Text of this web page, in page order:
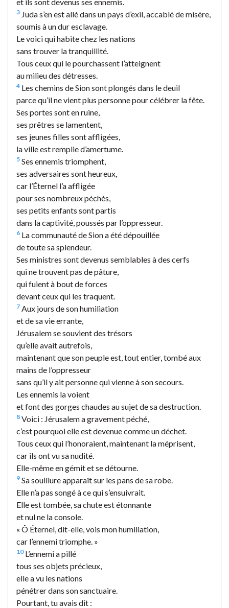
3 Juda s’en est allé dans un pays d’exil, accablé de misère,
soumis à un dur esclavage.
Le voici qui habite chez les nations
sans trouver la tranquillité.
Tous ceux qui le pourchassent l’atteignent
au milieu des détresses.
4 Les chemins de Sion sont plongés dans le deuil
parce qu’il ne vient plus personne pour célébrer la fête.
Ses portes sont en ruine,
ses prêtres se lamentent,
ses jeunes filles sont affligées,
la ville est remplie d’amertume.
5 Ses ennemis triomphent,
ses adversaires sont heureux,
car l’Éternel l’a affligée
pour ses nombreux péchés,
ses petits enfants sont partis
dans la captivité, poussés par l’oppresseur.
6 La communauté de Sion a été dépouillée
de toute sa splendeur.
Ses ministres sont devenus semblables à des cerfs
qui ne trouvent pas de pâture,
qui fuient à bout de forces
devant ceux qui les traquent.
7 Aux jours de son humiliation
et de sa vie errante,
Jérusalem se souvient des trésors
qu’elle avait autrefois,
maintenant que son peuple est, tout entier, tombé aux
mains de l’oppresseur
sans qu’il y ait personne qui vienne à son secours.
Les ennemis la voient
et font des gorges chaudes au sujet de sa destruction.
8 Voici : Jérusalem a gravement péché,
c’est pourquoi elle est devenue comme un déchet.
Tous ceux qui l’honoraient, maintenant la méprisent,
car ils ont vu sa nudité.
Elle-même en gémit et se détourne.
9 Sa souillure apparaît sur les pans de sa robe.
Elle n’a pas songé à ce qui s’ensuivrait.
Elle est tombée, sa chute est étonnante
et nul ne la console.
« Ô Éternel, dit-elle, vois mon humiliation,
car l’ennemi triomphe. »
10 L’ennemi a pillé
tous ses objets précieux,
elle a vu les nations
pénétrer dans son sanctuaire.
Pourtant, tu avais dit :